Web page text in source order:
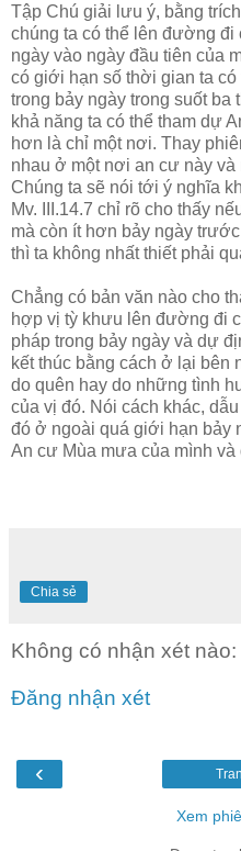
Tập Chú giải lưu ý, bằng
chúng ta có thể lên đường đi
ngày vào ngày đầu tiên của
có giới hạn số thời gian ta
trong bảy ngày trong suốt
khả năng ta có thể tham dự
hơn là chỉ một nơi. Thay
nhau ở một nơi an cư này
Chúng ta sẽ nói tới ý nghĩa
Mv. III.14.7 chỉ rõ cho thấy
mà còn ít hơn bảy ngày
thì ta không nhất thiết phải
Chẳng có bản văn nào cho
hợp vị tỳ khưu lên đường đi
pháp trong bảy ngày và dự
kết thúc bằng cách ở lại bên
do quên hay do những tình
của vị đó. Nói cách khác,
đó ở ngoài quá giới hạn bảy
An cư Mùa mưa của mình
Chia sẻ
Không có nhận xét nào:
Đăng nhận xét
‹
Xem